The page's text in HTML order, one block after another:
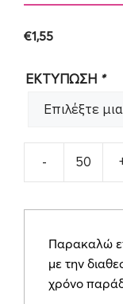
€1,55
ΕΚΤΥΠΩΣΗ *
Παρακαλώ
με την
χρόνο